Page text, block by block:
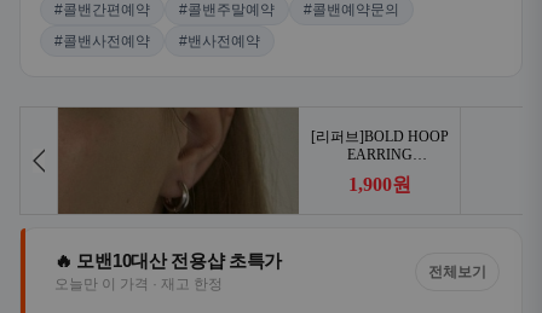
#콜밴간편예약
#콜밴주말예약
#콜밴예약문의
#콜밴사전예약
#밴사전예약
🔥 모밴10대산 전용샵 초특가
오늘만 이 가격 · 재고 한정
전체보기